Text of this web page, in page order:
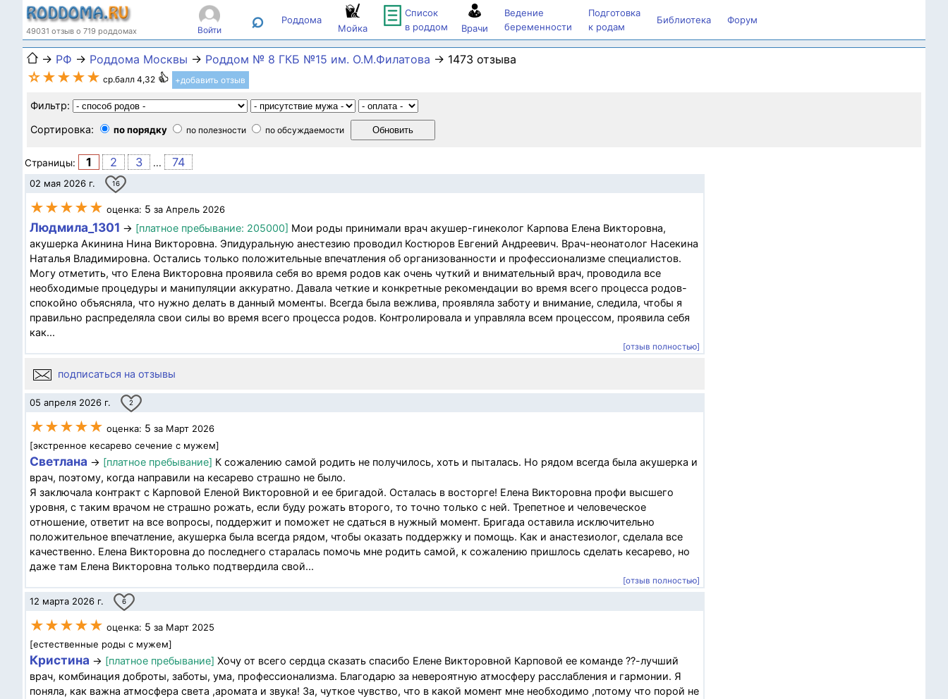
49031 отзыв о 719 роддомах Войти ⌕ Роддома
Мойка
Список
в роддом
Врачи
Ведение
беременности
Подготовка
к родам
Библиотека Форум
→ РФ → Роддома Москвы → Роддом № 8 ГКБ №15 им. О.М.Филатова → 1473 отзыва
☆★★★★ ср.балл 4,32 +добавить отзыв
Фильтр:
Сортировка:
по порядку по полезности по обсуждаемости
Страницы: 1 2 3 ... 74
02 мая 2026 г. 16
★★★★★ оценка: 5 за Апрель 2026
Людмила_1301 → [платное пребывание: 205000] Мои роды принимали врач акушер-гинеколог Карпова Елена Викторовна,
акушерка Акинина Нина Викторовна. Эпидуральную анестезию проводил Костюров Евгений Андреевич. Врач-неонатолог Насекина
Наталья Владимировна. Остались только положительные впечатления об организованности и профессионализме специалистов.
Могу отметить, что Елена Викторовна проявила себя во время родов как очень чуткий и внимательный врач, проводила все
необходимые процедуры и манипуляции аккуратно. Давала четкие и конкретные рекомендации во время всего процесса родов-
спокойно объясняла, что нужно делать в данный моменты. Всегда была вежлива, проявляла заботу и внимание, следила, чтобы я
правильно распределяла свои силы во время всего процесса родов. Контролировала и управляла всем процессом, проявила себя
как...
[отзыв полностью]
подписаться на отзывы
05 апреля 2026 г. 2
★★★★★ оценка: 5 за Март 2026
[экстренное кесарево сечение с мужем]
Светлана → [платное пребывание] К сожалению самой родить не получилось, хоть и пыталась. Но рядом всегда была акушерка и
врач, поэтому, когда направили на кесарево страшно не было.
Я заключала контракт с Карповой Еленой Викторовной и ее бригадой. Осталась в восторге! Елена Викторовна профи высшего
уровня, с таким врачом не страшно рожать, если буду рожать второго, то точно только с ней. Трепетное и человеческое
отношение, ответит на все вопросы, поддержит и поможет не сдаться в нужный момент. Бригада оставила исключительно
положительное впечатление, акушерка была всегда рядом, чтобы оказать поддержку и помощь. Как и анастезиолог, сделала все
качественно. Елена Викторовна до последнего старалась помочь мне родить самой, к сожалению пришлось сделать кесарево, но
даже там Елена Викторовна только подтвердила свой...
[отзыв полностью]
12 марта 2026 г. 6
★★★★★ оценка: 5 за Март 2025
[естественные роды с мужем]
Кристина → [платное пребывание] Хочу от всего сердца сказать спасибо Елене Викторовной Карповой ее команде ??-лучший
врач, комбинация доброты, заботы, ума, профессионализма. Благодарю за невероятную атмосферу расслабления и гармонии. Я
поняла, как важна атмосфера света ,аромата и звука! За, чуткое чувство, что в какой момент мне необходимо ,потому что порой не